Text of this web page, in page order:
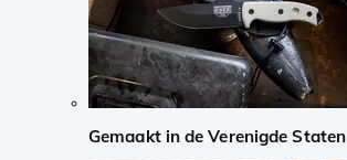
Gemaakt in de Verenigde Staten